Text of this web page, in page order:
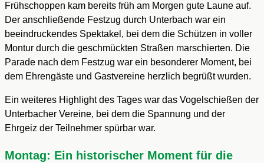
Frühschoppen kam bereits früh am Morgen gute Laune auf.
Der anschließende Festzug durch Unterbach war ein
beeindruckendes Spektakel, bei dem die Schützen in voller
Montur durch die geschmückten Straßen marschierten. Die
Parade nach dem Festzug war ein besonderer Moment, bei
dem Ehrengäste und Gastvereine herzlich begrüßt wurden.
Ein weiteres Highlight des Tages war das Vogelschießen der
Unterbacher Vereine, bei dem die Spannung und der
Ehrgeiz der Teilnehmer spürbar war.
Montag: Ein historischer Moment für die